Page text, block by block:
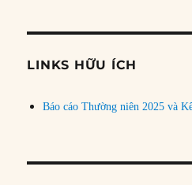
đề
LINKS HỮU ÍCH
Báo cáo Thường niên 2025 và